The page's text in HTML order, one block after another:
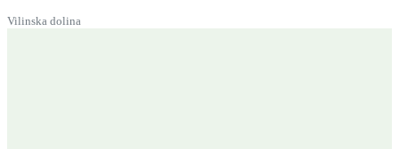
Vilinska dolina